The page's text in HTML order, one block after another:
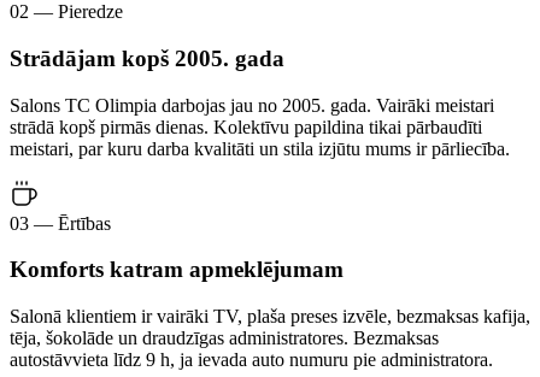
02 — Pieredze
Strādājam kopš 2005. gada
Salons TC Olimpia darbojas jau no 2005. gada. Vairāki meistari
strādā kopš pirmās dienas. Kolektīvu papildina tikai pārbaudīti
meistari, par kuru darba kvalitāti un stila izjūtu mums ir pārliecība.
03 — Ērtības
Komforts katram apmeklējumam
Salonā klientiem ir vairāki TV, plaša preses izvēle, bezmaksas kafija,
tēja, šokolāde un draudzīgas administratores. Bezmaksas
autostāvvieta līdz 9 h, ja ievada auto numuru pie administratora.